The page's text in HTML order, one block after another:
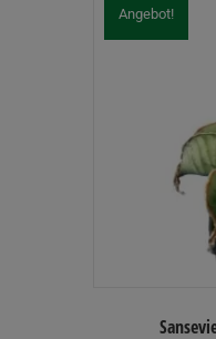
Angebot!